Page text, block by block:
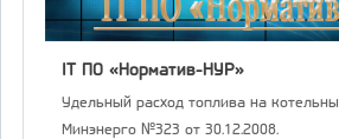
IT ПО «Норматив-НУР»
Удельный расход топлива на
Минэнерго №323 от 30.12.2008.